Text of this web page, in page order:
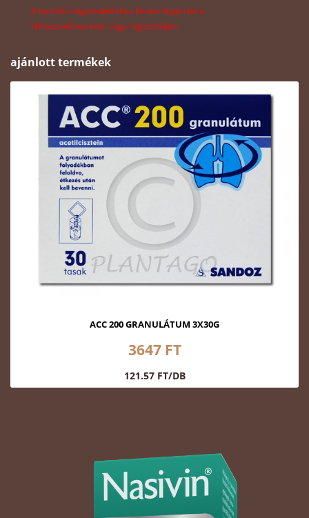
A termék megrendeléshez kérem lépjen be a
felhasználónevével, vagy regisztráljon.
ajánlott termékek
ACC 200 GRANULÁTUM 3X30G
3647 FT
121.57 FT/DB